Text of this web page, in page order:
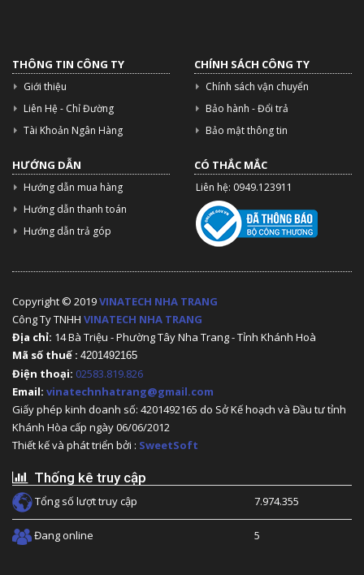
THÔNG TIN CÔNG TY
Giới thiệu
Liên Hệ - Chỉ Đường
Tài Khoản Ngân Hàng
CHÍNH SÁCH CÔNG TY
Chính sách vận chuyển
Bảo hành - Đổi trả
Bảo mật thông tin
HƯỚNG DẪN
Hướng dẫn mua hàng
Hướng dẫn thanh toán
Hướng dẫn trả góp
CÓ THẮC MẮC
Liên hệ: 0949.123911
Copyright © 2019VINATECH NHA TRANG
Công Ty TNHH VINATECH NHA TRANG
Địa chỉ: 14 Bà Triệu - Phường Tây Nha Trang - Tỉnh Khánh Hoà
Mã số thuế : 4201492165
Điện thoại: 02583.819.826
Email: vinatechnhatrang@gmail.com
Giấy phép kinh doanh số: 4201492165 do Sở Kế hoạch và Đầu tư tỉnh
Khánh Hòa cấp ngày 06/06/2012
Thiết kế và phát triển bởi : SweetSoft
Thống kê truy cập
Tổng số lượt truy cập 7.974.355
Đang online 5